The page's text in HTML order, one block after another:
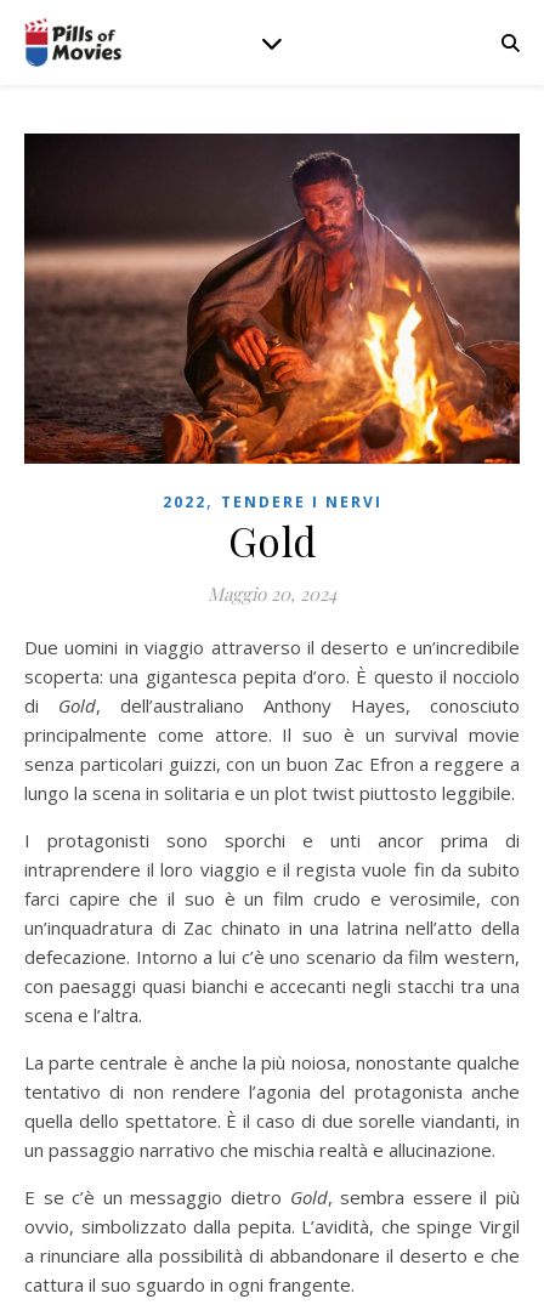
2022, TENDERE I NERVI
Gold
Maggio 20, 2024
Due uomini in viaggio attraverso il deserto e un’incredibile
scoperta: una gigantesca pepita d’oro. È questo il nocciolo
di Gold, dell’australiano Anthony Hayes, conosciuto
principalmente come attore. Il suo è un survival movie
senza particolari guizzi, con un buon Zac Efron a reggere a
lungo la scena in solitaria e un plot twist piuttosto leggibile.
I protagonisti sono sporchi e unti ancor prima di
intraprendere il loro viaggio e il regista vuole fin da subito
farci capire che il suo è un film crudo e verosimile, con
un’inquadratura di Zac chinato in una latrina nell’atto della
defecazione. Intorno a lui c’è uno scenario da film western,
con paesaggi quasi bianchi e accecanti negli stacchi tra una
scena e l’altra.
La parte centrale è anche la più noiosa, nonostante qualche
tentativo di non rendere l’agonia del protagonista anche
quella dello spettatore. È il caso di due sorelle viandanti, in
un passaggio narrativo che mischia realtà e allucinazione.
E se c’è un messaggio dietro Gold, sembra essere il più
ovvio, simbolizzato dalla pepita. L’avidità, che spinge Virgil
a rinunciare alla possibilità di abbandonare il deserto e che
cattura il suo sguardo in ogni frangente.